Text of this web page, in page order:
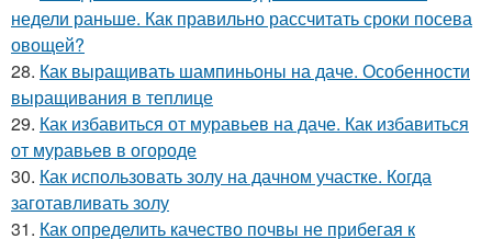
недели раньше. Как правильно рассчитать сроки посева
овощей?
28. Как выращивать шампиньоны на даче. Особенности
выращивания в теплице
29. Как избавиться от муравьев на даче. Как избавиться
от муравьев в огороде
30. Как использовать золу на дачном участке. Когда
заготавливать золу
31. Как определить качество почвы не прибегая к